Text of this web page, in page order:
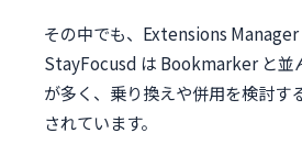
その中でも、Extensions
StayFocusd は Bookmarker と並
が多く、乗り換えや併用を検討す
されています。